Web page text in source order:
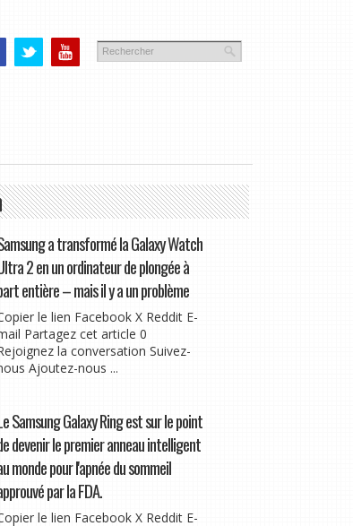
a transformé la Galaxy Watch
2 en un ordinateur de plongée à
entière – mais il y a un problème
le lien Facebook X Reddit E-
Partagez cet article 0
la conversation Suivez-
Ajoutez-nous ...
Samsung Galaxy Ring est sur le point
devenir le premier anneau intelligent
monde pour l'apnée du sommeil
par la FDA.
le lien Facebook X Reddit E-